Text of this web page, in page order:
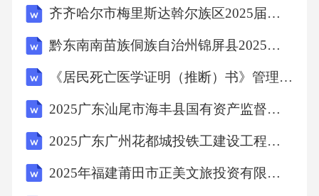
理规定，配合丙方开展物业服务工作。（4）不
备。（5）在房屋使用过程中，如发现房屋及附
属设施设备存在问题，应及时通知丙方进行维
修。7.2乙方权利义务（1）有权要求丙方按照本
合同约定提供物业服务。（2）协助甲方与丙方
屋交付前，负责处理与该房屋相关的遗留问
齐齐哈尔市梅里斯达斡尔族区2025届数学三年级第二学期期末达标测试试题（含答案解析）
黔东南南苗族侗族自治州锦屏县2025年数学三年级第二学期期末考试模拟试题含答案
《居民死亡医学证明（推断）书》管理制度考试题目
2025广东汕尾市海丰县国有资产监督管理局招聘县属国有企业工作人员12人笔试历年典型考点题库附带答案详解
2025广东广州花都城投铁工建设工程有限公司招聘广州花都诚锐建设有限公司和广州花都城兴建设有限公司工作人员参加笔试人员笔试历年典型考点题库附带答案详解
2025年福建莆田市正美文旅投资有限公司招聘5人笔试历年常考点试题专练附带答案详解